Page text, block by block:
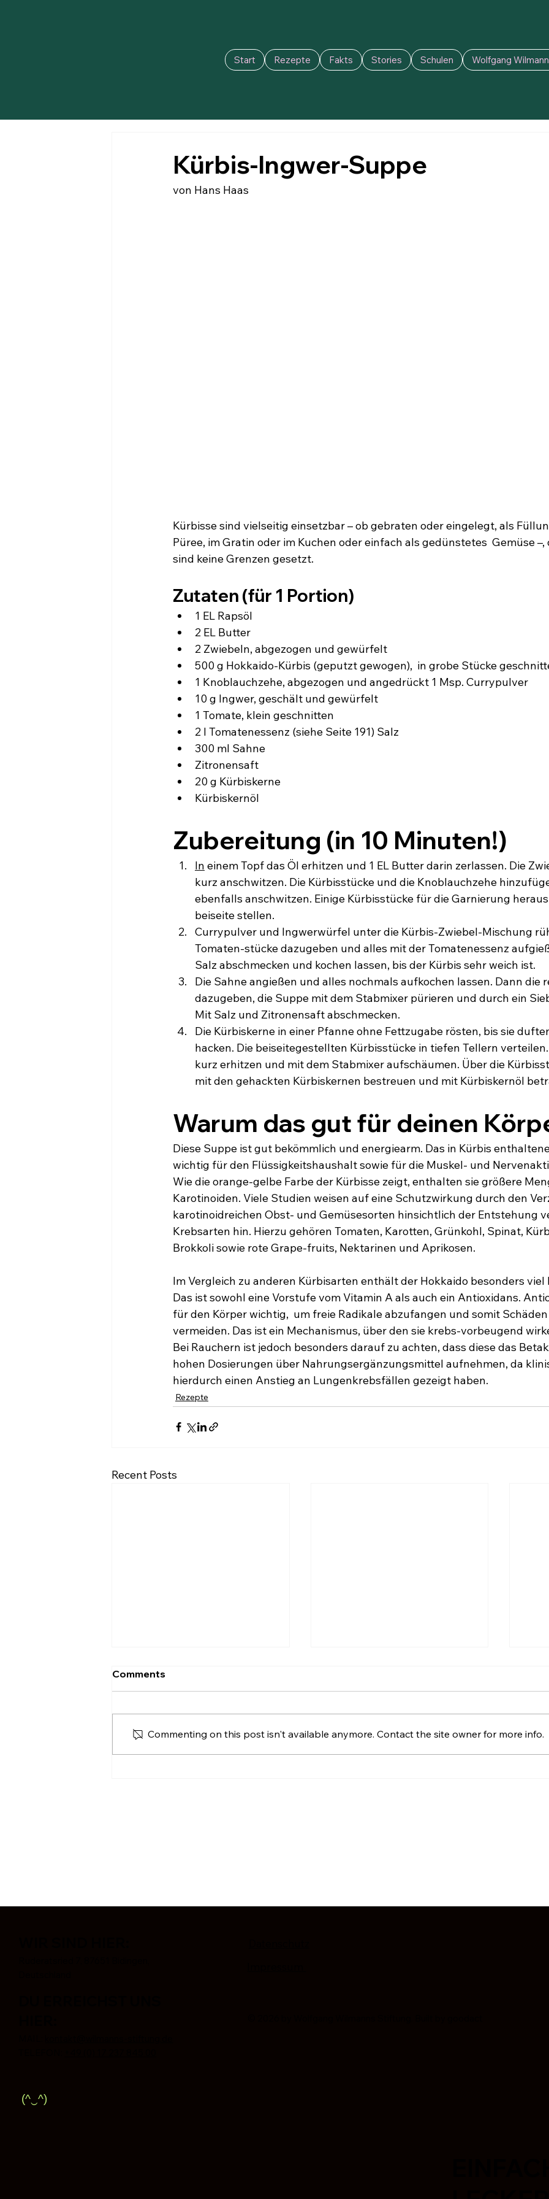
Start Rezepte Fakts Stories Schulen Wolfgang
(^‿^)
Kürbis-Ingwer-Suppe
von Hans Haas
Kürbisse sind vielseitig einsetzbar – ob gebraten oder eingelegt, als
Püree, im Gratin oder im Kuchen oder einfach als gedünstetes  Gemüse
sind keine Grenzen gesetzt.
Zutaten (für 1 Portion)
1 EL Rapsöl
2 EL Butter
2 Zwiebeln, abgezogen und gewürfelt
500 g Hokkaido-Kürbis (geputzt gewogen),  in grobe Stücke
1 Knoblauchzehe, abgezogen und angedrückt 1 Msp. Currypulver
10 g Ingwer, geschält und gewürfelt
1 Tomate, klein geschnitten
2 l Tomatenessenz (siehe Seite 191) Salz
300 ml Sahne
Zitronensaft
20 g Kürbiskerne
Kürbiskernöl
Zubereitung (in 10 Minuten!)
In einem Topf das Öl erhitzen und 1 EL Butter darin zerlassen. Die
kurz anschwitzen. Die Kürbisstücke und die Knoblauchzehe
ebenfalls anschwitzen. Einige Kürbisstücke für die Garnierung
beiseite stellen.
Currypulver und Ingwerwürfel unter die Kürbis-Zwiebel-Mischung
Tomaten-stücke dazugeben und alles mit der Tomatenessenz
Salz abschmecken und kochen lassen, bis der Kürbis sehr weich ist.
Die Sahne angießen und alles nochmals aufkochen lassen. Dann
dazugeben, die Suppe mit dem Stabmixer pürieren und durch ein
Mit Salz und Zitronensaft abschmecken.
Die Kürbiskerne in einer Pfanne ohne Fettzugabe rösten, bis sie
hacken. Die beiseitegestellten Kürbisstücke in tiefen Tellern
kurz erhitzen und mit dem Stabmixer aufschäumen. Über die
mit den gehackten Kürbiskernen bestreuen und mit Kürbiskernöl
Warum das gut für deinen
Diese Suppe ist gut bekömmlich und energiearm. Das in Kürbis
wichtig für den Flüssigkeitshaushalt sowie für die Muskel- und
Wie die orange-gelbe Farbe der Kürbisse zeigt, enthalten sie größere
Karotinoiden. Viele Studien weisen auf eine Schutzwirkung durch den
karotinoidreichen Obst- und Gemüsesorten hinsichtlich der Entstehung
Krebsarten hin. Hierzu gehören Tomaten, Karotten, Grünkohl, Spinat,
Brokkoli sowie rote Grape-fruits, Nektarinen und Aprikosen.
Im Vergleich zu anderen Kürbisarten enthält der Hokkaido besonders
Das ist sowohl eine Vorstufe vom Vitamin A als auch ein Antioxidans.
für den Körper wichtig,  um freie Radikale abzufangen und somit
vermeiden. Das ist ein Mechanismus, über den sie krebs-vorbeugend
Bei Rauchern ist jedoch besonders darauf zu achten, dass diese das
hohen Dosierungen über Nahrungsergänzungsmittel aufnehmen, da
hierdurch einen Anstieg an Lungenkrebsfällen gezeigt haben.
Rezepte
Recent Posts
Comments
Commenting on this post isn't available anymore. Contact the site owner for more info.